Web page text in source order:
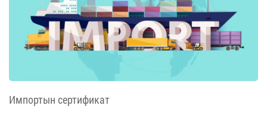
Импортын сертификат